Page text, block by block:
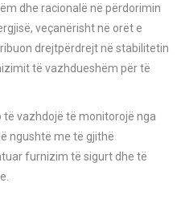
dhe racionalë në përdorimin
veçanërisht në orët e
drejtpërdrejt në stabilitetin
të vazhdueshëm për të
të vazhdojë të monitorojë nga
ngushtë me të gjithë
furnizim të sigurt dhe të